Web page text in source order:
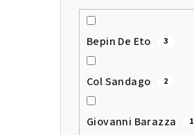
Bepin De Eto 3
Col Sandago 2
Giovanni Barazza 1